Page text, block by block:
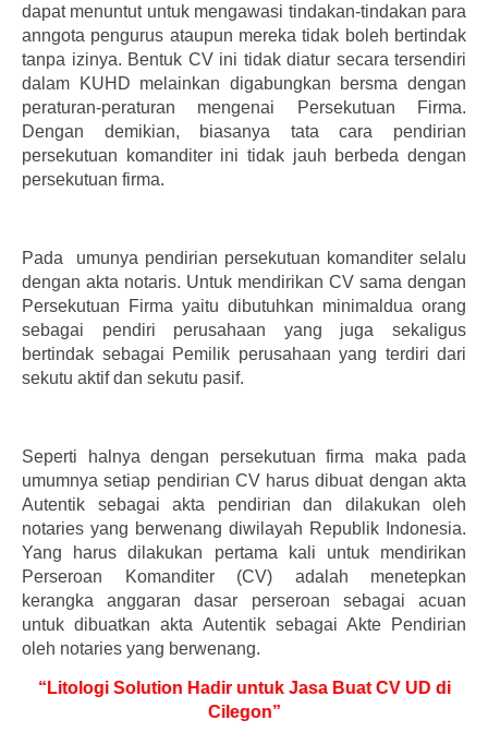
dapat menuntut untuk mengawasi tindakan-tindakan para
anngota pengurus ataupun mereka tidak boleh bertindak
tanpa izinya. Bentuk CV ini tidak diatur secara tersendiri
dalam KUHD melainkan digabungkan bersma dengan
peraturan-peraturan mengenai Persekutuan Firma.
Dengan demikian, biasanya tata cara pendirian
persekutuan komanditer ini tidak jauh berbeda dengan
persekutuan firma.
Pada umunya pendirian persekutuan komanditer selalu
dengan akta notaris. Untuk mendirikan CV sama dengan
Persekutuan Firma yaitu dibutuhkan minimaldua orang
sebagai pendiri perusahaan yang juga sekaligus
bertindak sebagai Pemilik perusahaan yang terdiri dari
sekutu aktif dan sekutu pasif.
Seperti halnya dengan persekutuan firma maka pada
umumnya setiap pendirian CV harus dibuat dengan akta
Autentik sebagai akta pendirian dan dilakukan oleh
notaries yang berwenang diwilayah Republik Indonesia.
Yang harus dilakukan pertama kali untuk mendirikan
Perseroan Komanditer (CV) adalah menetepkan
kerangka anggaran dasar perseroan sebagai acuan
untuk dibuatkan akta Autentik sebagai Akte Pendirian
oleh notaries yang berwenang.
“Litologi Solution Hadir untuk Jasa Buat CV UD di
Cilegon”